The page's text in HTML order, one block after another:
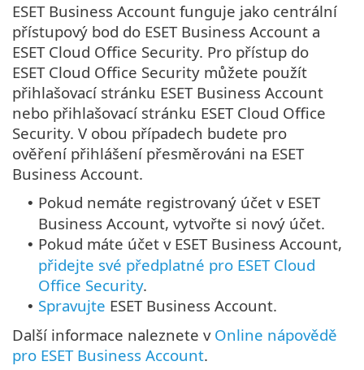
ESET Business Account funguje jako centrální
přístupový bod do ESET Business Account a
ESET Cloud Office Security. Pro přístup do
ESET Cloud Office Security můžete použít
přihlašovací stránku ESET Business Account
nebo přihlašovací stránku ESET Cloud Office
Security. V obou případech budete pro
ověření přihlášení přesměrováni na ESET
Business Account.
• Pokud nemáte registrovaný účet v ESET
Business Account, vytvořte si nový účet.
• Pokud máte účet v ESET Business Account,
přidejte své předplatné pro ESET Cloud
Office Security.
• Spravujte ESET Business Account.
Další informace naleznete v Online nápovědě
pro ESET Business Account.